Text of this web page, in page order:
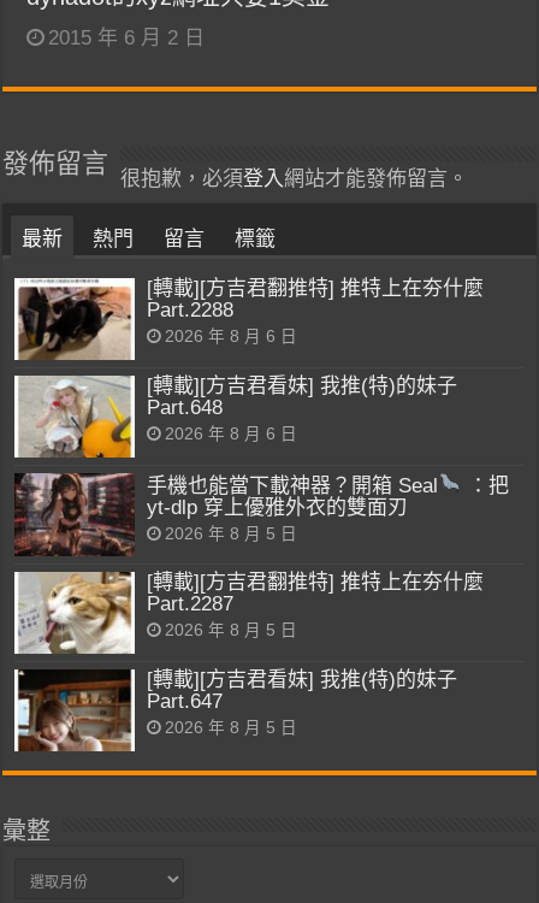
2015 年 6 月 2 日
發佈留言
很抱歉，必須登入網站才能發佈留言。
最新 熱門 留言 標籤
[轉載][方吉君翻推特] 推特上在夯什麼
Part.2288
2026 年 8 月 6 日
[轉載][方吉君看妹] 我推(特)的妹子
Part.648
2026 年 8 月 6 日
手機也能當下載神器？開箱 Seal
：把
yt-dlp 穿上優雅外衣的雙面刃
2026 年 8 月 5 日
[轉載][方吉君翻推特] 推特上在夯什麼
Part.2287
2026 年 8 月 5 日
[轉載][方吉君看妹] 我推(特)的妹子
Part.647
2026 年 8 月 5 日
彙整
彙